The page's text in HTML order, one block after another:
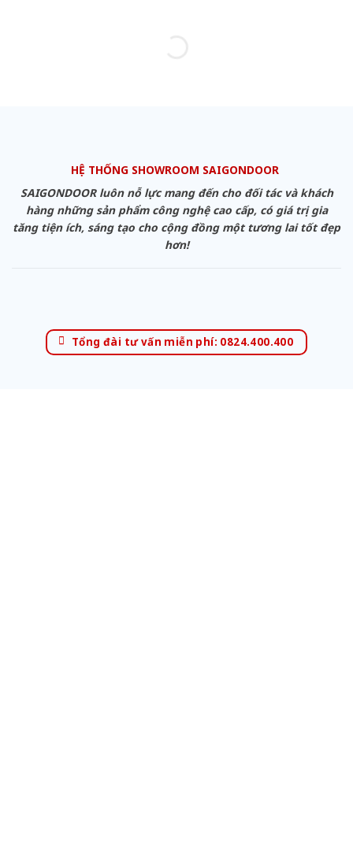
HỆ THỐNG SHOWROOM SAIGONDOOR
SAIGONDOOR luôn nỗ lực mang đến cho đối tác và khách
hàng những sản phẩm công nghệ cao cấp, có giá trị gia
tăng tiện ích, sáng tạo cho cộng đồng một tương lai tốt đẹp
hơn!
Tổng đài tư vấn miễn phí: 0824.400.400